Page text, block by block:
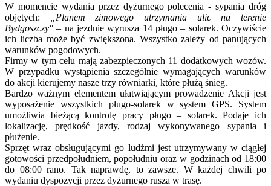
W momencie wydania przez dyżurnego polecenia - sypania dróg
objętych:
„Planem zimowego utrzymania ulic na terenie
Bydgoszczy" – na jezdnie wyrusza 14 pługo – solarek. Oczywiście
ich liczba może być zwiększona. Wszystko zależy od panujących
warunków pogodowych.
Firmy w tym celu mają zabezpieczonych 11 dodatkowych wozów.
W przypadku wystąpienia szczególnie wymagających warunków
do akcji kierujemy nasze trzy równiarki, które płużą śnieg.
Bardzo ważnym elementem ułatwiającym prowadzenie Akcji jest
wyposażenie wszystkich pługo-solarek w system GPS. System
umożliwia bieżącą kontrolę pracy pługo – solarek. Podaje ich
lokalizację, prędkość jazdy, rodzaj wykonywanego sypania i
płużenie.
Sprzęt wraz obsługującymi go ludźmi jest utrzymywany w ciągłej
gotowości przedpołudniem, popołudniu oraz w godzinach od 18:00
do 08:00 rano. Tak naprawdę, to zawsze. W każdej chwili po
wydaniu dyspozycji przez dyżurnego rusza w trasę.